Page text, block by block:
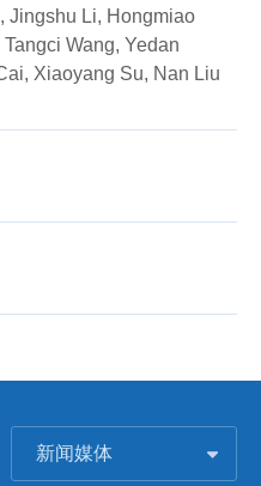
Jingshu Li, Hongmiao
Wang, Yedan
Xiaoyang Su, Nan Liu
新闻媒体